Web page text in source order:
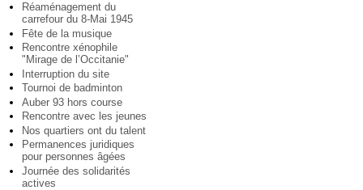
Réaménagement du
carrefour du 8-Mai 1945
Fête de la musique
Rencontre xénophile
"Mirage de l’Occitanie"
Interruption du site
Tournoi de badminton
Auber 93 hors course
Rencontre avec les jeunes
Nos quartiers ont du talent
Permanences juridiques
pour personnes âgées
Journée des solidarités
actives